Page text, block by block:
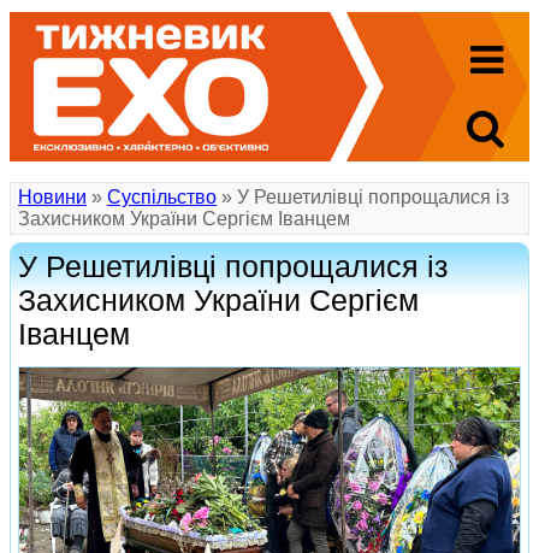
Новини » Суспільство » У Решетилівці попрощалися із
Захисником України Сергієм Іванцем
У Решетилівці попрощалися із
Захисником України Сергієм
Іванцем